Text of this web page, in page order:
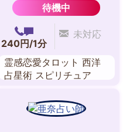
待機中
240円/1分
未対応
霊感恋愛タロット 西洋
占星術 スピリチュア